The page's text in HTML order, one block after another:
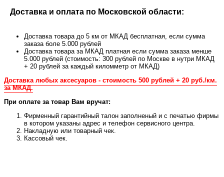
Доставка и оплата по Московской области:
Доставка товара до 5 км от МКАД бесплатная, если сумма
заказа боле 5.000 рублей
Доставка товара за МКАД платная если сумма заказа менше
5.000 рублей (стоимость: 300 рублей по Москве в нутри МКАД
+ 20 рублей за каждый киломметр от МКАД)
Доставка любых аксесуаров - стоимость 500 рублей + 20 руб./км.
за МКАД.
При оплате за товар Вам вручат:
Фирменный гарантийный талон заполненый и с печатью фирмы
в котором указаны адрес и телефон сервисного центра.
Накладную или товарный чек.
Кассовый чек.